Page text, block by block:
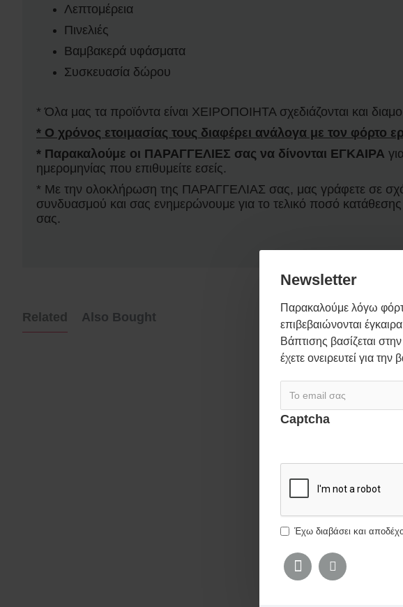
Newsletter
Παρακαλούμε λόγω
επιβεβαιώνονται
Βάπτισης βασίζεται
έχετε ονειρευτεί για
Captcha
Έχω διαβάσει και
Λεπτομέρεια
Πινελιές
Βαμβακερά υφάσματα
Συσκευασία δώρου
*Όλα μας τα προϊόντα είναι ΧΕΙΡΟΠΟΙΗΤΑ σχεδιάζονται και
* Ο χρόνος ετοιμασίας τους διαφέρει ανάλογα με τον φόρτο
* Παρακαλούμε οι ΠΑΡΑΓΓΕΛΙΕΣ σας να δίνονται ΕΓΚΑΙΡΑ
ημερομηνίας που επιθυμείτε εσείς.
* Με την ολοκλήρωση της ΠΑΡΑΓΓΕΛΙΑΣ σας, μας γράφετε σε
συνδυασμού και σας ενημερώνουμε για το τελικό ποσό
σας.
Related Also Bought